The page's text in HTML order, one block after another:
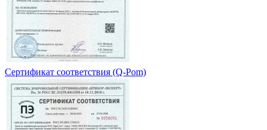
Сертификат соответствия (Q-Pom)